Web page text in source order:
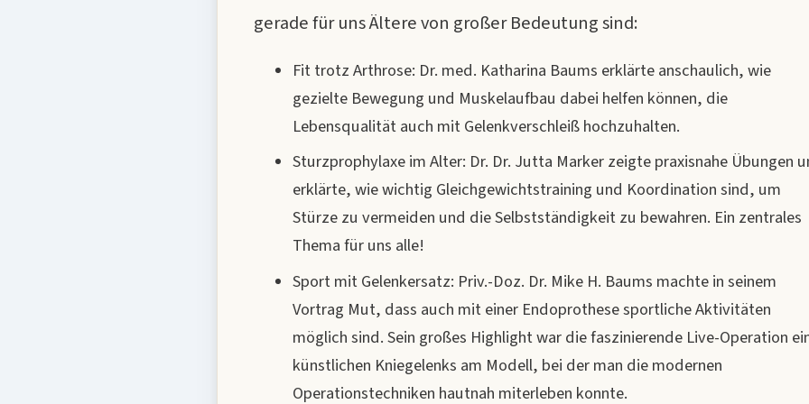
gerade für uns Ältere von großer Bedeutung sind:
Fit trotz Arthrose: Dr. med. Katharina Baums erklärte anschaulich, wie
gezielte Bewegung und Muskelaufbau dabei helfen können, die
Lebensqualität auch mit Gelenkverschleiß hochzuhalten.
Sturzprophylaxe im Alter: Dr. Dr. Jutta Marker zeigte praxisnahe Übungen
erklärte, wie wichtig Gleichgewichtstraining und Koordination sind, um
Stürze zu vermeiden und die Selbstständigkeit zu bewahren. Ein zentrales
Thema für uns alle!
Sport mit Gelenkersatz: Priv.-Doz. Dr. Mike H. Baums machte in seinem
Vortrag Mut, dass auch mit einer Endoprothese sportliche Aktivitäten
möglich sind. Sein großes Highlight war die faszinierende Live-Operation
künstlichen Kniegelenks am Modell, bei der man die modernen
Operationstechniken hautnah miterleben konnte.